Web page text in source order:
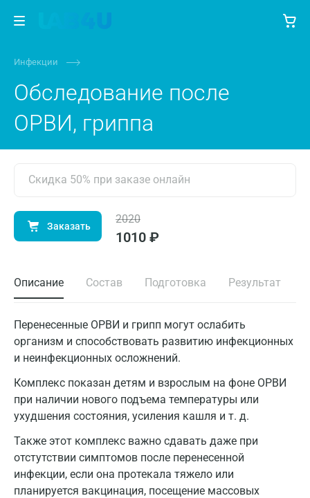
Инфекции
Обследование после
ОРВИ, гриппа
Скидка 50% при заказе онлайн
Заказать
2020
1010 ₽
Описание Состав Подготовка Результат
Перенесенные ОРВИ и грипп могут ослабить
организм и способствовать развитию инфекционных
и неинфекционных осложнений.
Комплекс показан детям и взрослым на фоне ОРВИ
при наличии нового подъема температуры или
ухудшения состояния, усиления кашля и т. д.
Также этот комплекс важно сдавать даже при
отстутствии симптомов после перенесенной
инфекции, если она протекала тяжело или
планируется вакцинация, посещение массовых